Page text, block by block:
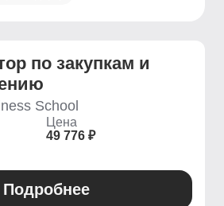
по закупкам и
School
Цена
49 776 ₽
Подробнее